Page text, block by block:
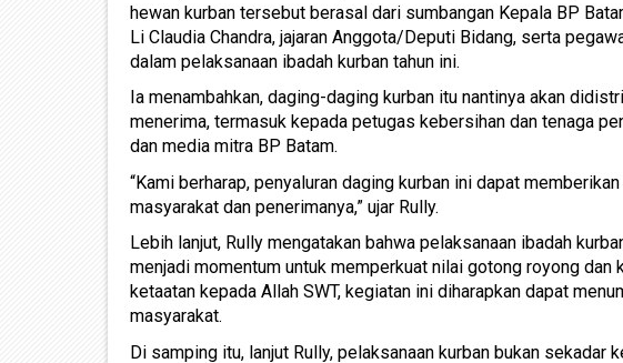
hewan kurban tersebut berasal dari sumbangan Kepala BP
Li Claudia Chandra, jajaran Anggota/Deputi Bidang, serta
dalam pelaksanaan ibadah kurban tahun ini.
Ia menambahkan, daging-daging kurban itu nantinya akan
menerima, termasuk kepada petugas kebersihan dan tenaga
dan media mitra BP Batam.
“Kami berharap, penyaluran daging kurban ini dapat
masyarakat dan penerimanya,” ujar Rully.
Lebih lanjut, Rully mengatakan bahwa pelaksanaan ibadah
menjadi momentum untuk memperkuat nilai gotong royong
ketaatan kepada Allah SWT, kegiatan ini diharapkan dapat
masyarakat.
Di samping itu, lanjut Rully, pelaksanaan kurban bukan sekadar